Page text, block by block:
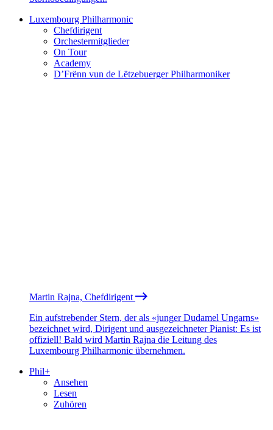
Luxembourg Philharmonic
Chefdirigent
Orchestermitglieder
On Tour
Academy
D’Frënn vun de Lëtzebuerger Philharmoniker
Martin Rajna, Chefdirigent
Ein aufstrebender Stern, der als «junger Dudamel Ungarns»
bezeichnet wird, Dirigent und ausgezeichneter Pianist: Es ist
offiziell! Bald wird Martin Rajna die Leitung des
Luxembourg Philharmonic übernehmen.
Phil+
Ansehen
Lesen
Zuhören